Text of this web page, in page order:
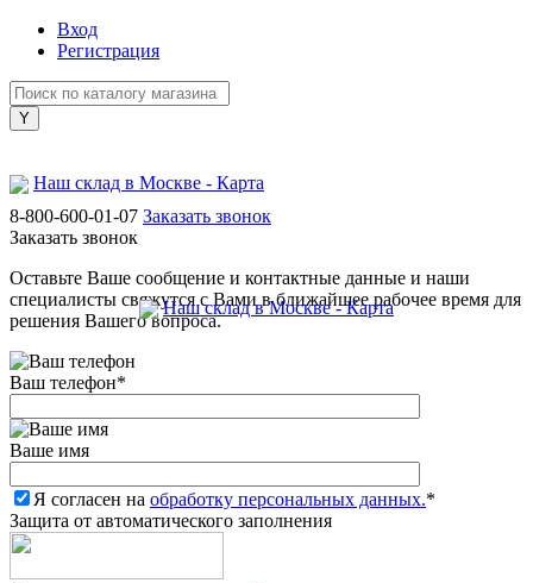
Вход
Регистрация
Наш склад в Москве - Карта
Наш склад в Москве - Карта
8-800-600-01-07 Заказать звонок
Заказать звонок
Оставьте Ваше сообщение и контактные данные и наши
специалисты свяжутся с Вами в ближайшее рабочее время для
решения Вашего вопроса.
Ваш телефон*
Ваше имя
Я согласен на обработку персональных данных.*
Защита от автоматического заполнения